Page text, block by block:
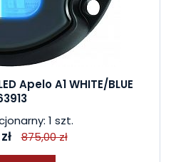
Apelo A1 WHITE/BLUE
1 szt.
875,00 zł